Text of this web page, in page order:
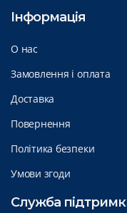
Інформація
О нас
Замовлення і оплата
Доставка
Повернення
Політика безпеки
Умови згоди
Служба